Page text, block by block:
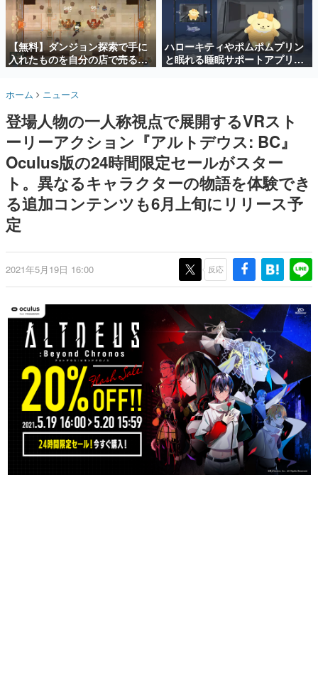
新世代に訊く
これからのデジタルゲーム市場を担う若きクリエイター達
の姿を追い、彼らのルーツと情熱を探っていきます。
ゲームに多大な影響を受けた作家さんに取材し、ゲームが
日本のコンテンツ産業やカルチャーに与えた影響を探る企
画です。
日本モバイルゲーム産業史
日本のモバイルゲーム史における主要なトピック・タイト
ルを網羅するほか、開発者へのインタビューや識者による
解説を掲載。約20年の歴史が一望できる決定版！
若ゲのいたり〜ゲームクリエイターの青春〜
なんでゲームは面白い？
ゲーム開発者・hamatsu氏がゲームの魅力を画面や操作の
具体的な形から解き明かしていく、硬派で骨太な評論連載
ゲームが変えた日本語
「経験値」「裏技」「ラスボス」… ゲームにまつわる言葉
の起源や用法の変遷を、コンピューター文化史研究家・タ
イニーP氏が徹底調査。
カテゴリ
特集記事
マンガ
女性向け
めて、BPOが議論を交わす
にトラブルへ対応する社員たち
を描く
【無料】ダンジョン探索で手に
入れたものを自分の店で売るゲ
ーム『Moonlighter』がSteam
『Moonlighter 2』の9月2日正
式リリースを記念したキャンペ
ーン
ハローキティやポムポムプリン
と眠れる睡眠サポートアプリ
『ゆめたび』が配信中。キャラ
ホーム ニュース
登場人物の一人称視点で展開するVRスト
ーリーアクション『アルトデウス: BC』
Oculus版の24時間限定セールがスター
ト。異なるキャラクターの物語を体験でき
る追加コンテンツも6月上旬にリリース予
定
2021年5月19日 16:00 反応